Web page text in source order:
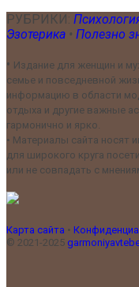
РУБРИКИ:
Эзотерика • Полезно
• Издание для женщин и
семье и повседневной
информацию в области
отдыха и другие важные
гармонично и ярко.
• Материалы сайта носят
для широкого круга
или не совпадать с
Карта сайта •
© 2021-2025